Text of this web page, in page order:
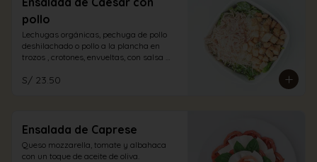
pollo
Lechugas orgánicas, pechuga de pollo
deshilachado o pollo a la plancha en
trozos , crotones, envueltas, con salsa
parmesano.
S/ 23.50
Ensalada de Caprese
Queso mozzarella, tomate y albahaca
con un toque de aceite de oliva.